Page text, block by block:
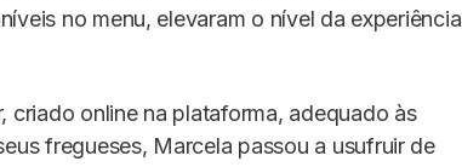
no menu, elevaram o nível da experiência
criado online na plataforma, adequado às
fregueses, Marcela passou a usufruir de